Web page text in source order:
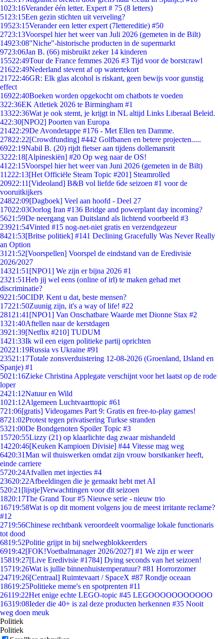
1023:16Verander één letter. Expert # 75 (8 letters)
51 23:15Een gezin stichten uit verveling?
19523:15Verander een letter expert (7lettereditie) #50
2723:13Voorspel hier het weer van Juli 2026 (gemeten in de Bilt)
14923:08"Niche"-historische producten in de supermarkt
9723:06Jan B. (66) misbruikt zeker 14 kinderen
15522:49Tour de France femmes 2026 #3 Tijd voor de borstcrawl
21622:49Nederland stevent af op watertekort
21722:46GR: Elk glas alcohol is riskant, geen bewijs voor gunstig
effect
16922:40Boeken worden opgekocht om chatbots te voeden
322:36EK Atletiek 2026 te Birmingham #1
13322:36Wat je ook stemt, je krijgt in NL altijd Links Liberaal Beleid.
422:30[NPO2] Poorten van Europa
21422:29De Avondetappe #176 - Met Ellen ten Damme.
27822:22[Crowdfunding] #442 Golfbanen en betere projecten.....
6922:19Nabil B. (20) rijdt fietser aan tijdens dollemansrit
3222:18[Alpineskiën] #20 Op weg naar de OS!
41 22:15Voorspel hier het weer van Juni 2026 (gemeten in de Bilt)
11222:13[Het Officiële Steam Topic #201] Steamrolled
20922:11 [Videoland] B&B vol liefde 6de seizoen #1 voor de
vooruitkijkers
24822:09[Dagboek] Veel aan hoofd - Deel 27
17022:03Oorlog Iran #136 Bridge and powerplant day incoming?
5621:59De neergang van Duitsland als lichtend voorbeeld #3
23921:54Vinted #15 nog-net-niet gratis en verzendgezeur
8421:53[Britse politiek] #141 Declining Gracefully Was Never Really
an Option
31 21:52[Voorspellen] Voorspel de eindstand van de Eredivisie
2026/2027
14321:51 [NPO1] We zijn er bijna 2026 #1
2321:51Heb jij wel eens (online of irl) te maken gehad met
discriminatie?
9221:50CIDP. Kent u dat, beste mensen?
17221:50Zuunig zijn, it's a way of life! #22
281 21:41 [NPO1] Van Onschatbare Waarde met Dionne Stax #2
1321:40Aftellen naar de kerstdagen
3921:39[Netflix #210] TUDUM
1421:33Ik wil een eigen politieke partij oprichten
20221:19Russia vs Ukraine #91
23521:17Totale zonsverduistering 12-08-2026 (Groenland, IJsland en
Spanje) #1
5021:16Zieke Christina Applegate verschijnt voor het laatst op de rode
loper
2421:12Natuur en Wild
1021:12Algemeen Luchtvaarttopic #61
721:06[gratis] Videogames Part 9: Gratis en free-to-play games!
8721:02Protest tegen privatisering Turkse stranden
5321:00De Bondgenoten Spoiler Topic #3
15720:55Lizzy (21) op klaarlichte dag zwaar mishandeld
14220:46[Keuken Kampioen Divisie] #44 Vitesse mag weg
6420:31Man wil thuiswerken omdat zijn vrouw borstkanker heeft,
einde carriere
5720:24Afvallen met injecties #4
23620:22Afbeeldingen die je gemaakt hebt met AI
520:21 [lijstje]Verwachtingen voor dit seizoen
1820:17The Grand Tour #5 Nieuwe serie - nieuw trio
16719:58Wat is op dit moment volgens jou de meest irritante reclame?
#12
2719:56Chinese rechtbank veroordeelt voormalige lokale functionaris
tot dood
6819:52Politie grijpt in bij snelwegblokkeerders
6919:42[FOK!Voetbalmanager 2026/2027] #1 We zijn er weer
15819:27[Live Eredivisie #1784] Dying seconds van het seizoen!
15719:26Wat is jullie binnenhuistemperatuur? #81 Horrorzomer
24719:26[Centraal] Ruimtevaart / SpaceX #87 Rondje oceaan
18619:25Politieke meme's en spotprenten #11
26119:22Het enige echte LEGO-topic #45 LEGOOOOOOOOOOO
16319:08Ieder die 40+ is zal deze producten herkennen #35 Nooit
weg doen meuk
Politiek
Politiek